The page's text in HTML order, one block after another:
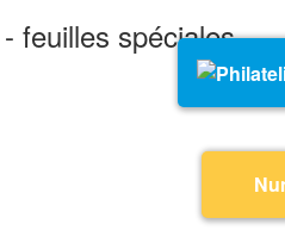
feuilles spéciales